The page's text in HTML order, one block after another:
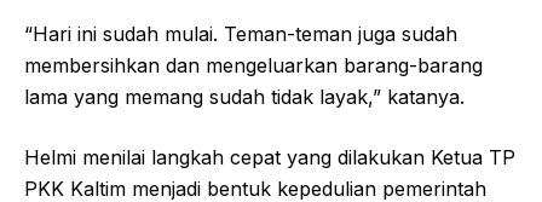
“Hari ini sudah mulai. Teman-teman juga sudah
membersihkan dan mengeluarkan barang-barang
lama yang memang sudah tidak layak,” katanya.
Helmi menilai langkah cepat yang dilakukan Ketua TP
PKK Kaltim menjadi bentuk kepedulian pemerintah